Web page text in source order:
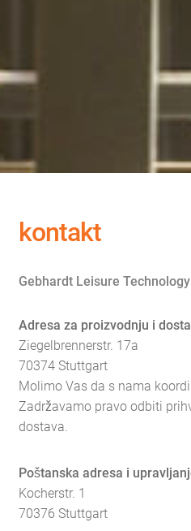
kontakt
Gebhardt Leisure Technology
Adresa za proizvodnju i
Ziegelbrennerstr. 17a
70374 Stuttgart
Molimo Vas da s nama
Zadržavamo pravo odbiti
dostava.
Poštanska adresa i
Kocherstr. 1
70376 Stuttgart